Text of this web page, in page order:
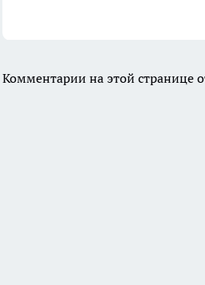
Комментарии на этой странице